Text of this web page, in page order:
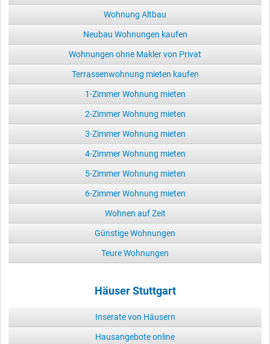
Wohnung Altbau
Neubau Wohnungen kaufen
Wohnungen ohne Makler von Privat
Terrassenwohnung mieten kaufen
1-Zimmer Wohnung mieten
2-Zimmer Wohnung mieten
3-Zimmer Wohnung mieten
4-Zimmer Wohnung mieten
5-Zimmer Wohnung mieten
6-Zimmer Wohnung mieten
Wohnen auf Zeit
Günstige Wohnungen
Teure Wohnungen
Häuser Stuttgart
Inserate von Häusern
Hausangebote online